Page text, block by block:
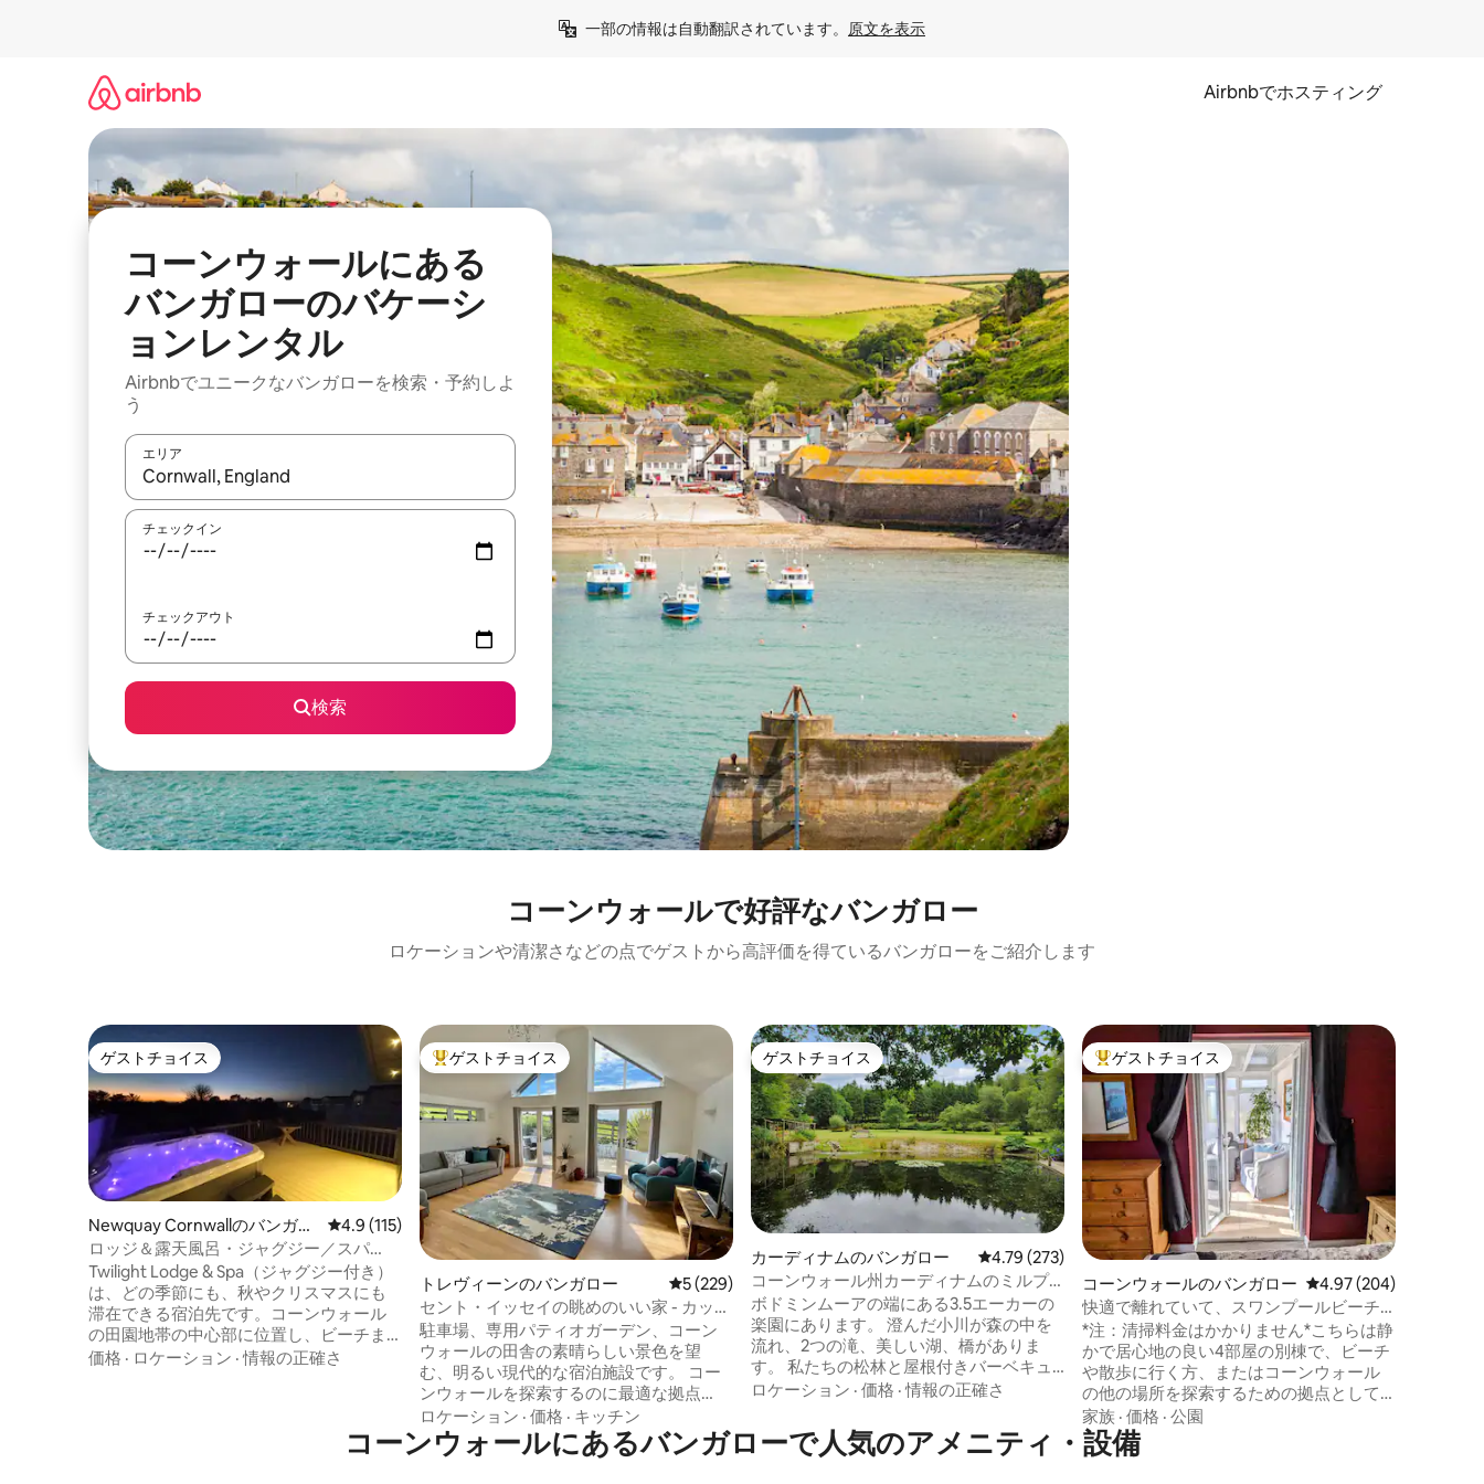
一部の情報は自動翻訳されています。 原文を表示
Airbnbでホスティング
コーンウォールにある
バンガローのバケーシ
ョンレンタル
Airbnbでユニークなバンガローを検索・予約しよ
う
エリア
検索結果が表示されたら、上下の矢印キーを使って移動するか、画面をタッチまたはスワイプして検索結果を確認することができます。
チェックイン
チェックアウト
検索
コーンウォールで好評なバンガロー
ロケーションや清潔さなどの点でゲストから高評価を得ているバンガローをご紹介します
ゲストチョイス
ゲストチョイス
Newquay Cornwallのバンガロ
ー
レビュー115件、5つ星中4.9つ星の平均評価
4.9 (115)
ロッジ＆露天風呂・ジャグジー／スパ
（最大5名様まで）。
Twilight Lodge & Spa（ジャグジー付き）
は、どの季節にも、秋やクリスマスにも
滞在できる宿泊先です。コーンウォール
の田園地帯の中心部に位置し、ビーチま
で3分。家族連れに適しており、カップル
アフライヤー、食器洗浄機、冷蔵庫/冷凍
価格 · ロケーション ·情報の正確さ
大好評のゲストチョイスです。
ゲストチョイス
トレヴィーンのバンガロー レビュー229件、5つ星中5つ星の平均評価
5 (229)
セント・イッセイの眺めのいい家 - カップ
ルに最適
駐車場、専用パティオガーデン、コーン
ウォールの田舎の素晴らしい景色を望
む、明るい現代的な宿泊施設です。 コー
ンウォールを探索するのに最適な拠点
で、最寄りのビーチ（セブンベイズ）、
パッドストウ、ウェイドブリッジまで車
でわずか10分です。 ピックウィック・イ
ロケーション · 価格 · キッチン
ゲストチョイス
ゲストチョイス
カーディナムのバンガロー レビュー273件、5つ星中4.79つ星の平均評価
4.79 (273)
コーンウォール州カーディナムのミルプ
ールロッジは平和な天国です
ボドミンムーアの端にある3.5エーカーの
楽園にあります。 澄んだ小川が森の中を
流れ、2つの滝、美しい湖、橋がありま
す。 私たちの松林と屋根付きバーベキュ
ーとジャグジーエリア。 ミルプールロッ
ジ、寝室2室、キッチン、トイレ2室、シ
ャワー、屋外座席があります。 前面と背
ロケーション · 価格 ·情報の正確さ
大好評のゲストチョイスです。
ゲストチョイス
コーンウォールのバンガロー レビュー204件、5つ星
4.97 (204)
快適で離れていて、スワンプールビーチ
から徒歩10分
*注：清掃料金はかかりません*こちらは静
かで居心地の良い4部屋の別棟で、ビーチ
や散歩に行く方、またはコーンウォール
の他の場所を探索するための拠点として
最適です。 設備の整ったキッチン、バス
ルーム、ダブルベッド付きの寝室、リビ
ングルーム、南向きのパティオガーデン
家族 · 価格 · 公園
コーンウォールにあるバンガローで人気のアメニティ・設備